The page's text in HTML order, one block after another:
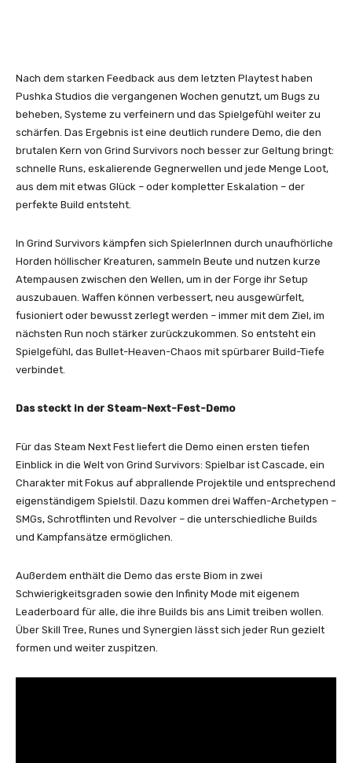
Nach dem starken Feedback aus dem letzten Playtest haben
Pushka Studios die vergangenen Wochen genutzt, um Bugs zu
beheben, Systeme zu verfeinern und das Spielgefühl weiter zu
schärfen. Das Ergebnis ist eine deutlich rundere Demo, die den
brutalen Kern von Grind Survivors noch besser zur Geltung bringt:
schnelle Runs, eskalierende Gegnerwellen und jede Menge Loot,
aus dem mit etwas Glück – oder kompletter Eskalation – der
perfekte Build entsteht.
In Grind Survivors kämpfen sich SpielerInnen durch unaufhörliche
Horden höllischer Kreaturen, sammeln Beute und nutzen kurze
Atempausen zwischen den Wellen, um in der Forge ihr Setup
auszubauen. Waffen können verbessert, neu ausgewürfelt,
fusioniert oder bewusst zerlegt werden – immer mit dem Ziel, im
nächsten Run noch stärker zurückzukommen. So entsteht ein
Spielgefühl, das Bullet-Heaven-Chaos mit spürbarer Build-Tiefe
verbindet.
Das steckt in der Steam-Next-Fest-Demo
Für das Steam Next Fest liefert die Demo einen ersten tiefen
Einblick in die Welt von Grind Survivors: Spielbar ist Cascade, ein
Charakter mit Fokus auf abprallende Projektile und entsprechend
eigenständigem Spielstil. Dazu kommen drei Waffen-Archetypen –
SMGs, Schrotflinten und Revolver – die unterschiedliche Builds
und Kampfansätze ermöglichen.
Außerdem enthält die Demo das erste Biom in zwei
Schwierigkeitsgraden sowie den Infinity Mode mit eigenem
Leaderboard für alle, die ihre Builds bis ans Limit treiben wollen.
Über Skill Tree, Runes und Synergien lässt sich jeder Run gezielt
formen und weiter zuspitzen.